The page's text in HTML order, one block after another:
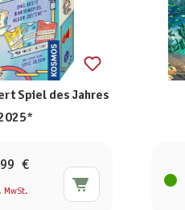
Spiel des Jahres
€
MwSt.